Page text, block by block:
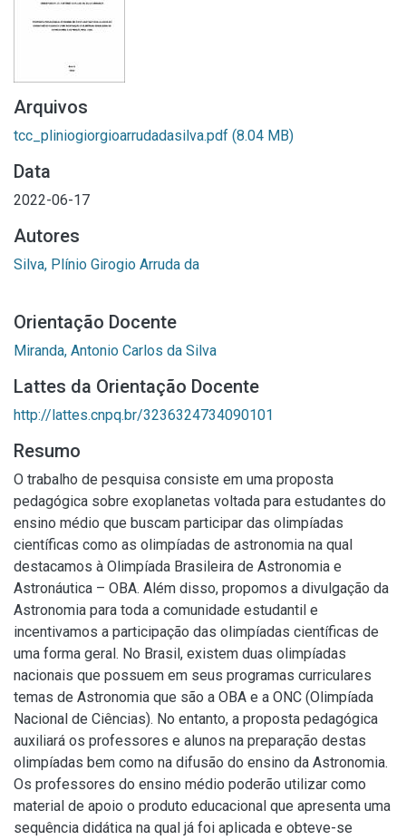
Arquivos
tcc_pliniogiorgioarrudadasilva.pdf (8.04 MB)
Data
2022-06-17
Autores
Silva, Plínio Girogio Arruda da
Orientação Docente
Miranda, Antonio Carlos da Silva
Lattes da Orientação Docente
http://lattes.cnpq.br/3236324734090101
Resumo
O trabalho de pesquisa consiste em uma proposta
pedagógica sobre exoplanetas voltada para estudantes do
ensino médio que buscam participar das olimpíadas
científicas como as olimpíadas de astronomia na qual
destacamos à Olimpíada Brasileira de Astronomia e
Astronáutica – OBA. Além disso, propomos a divulgação da
Astronomia para toda a comunidade estudantil e
incentivamos a participação das olimpíadas científicas de
uma forma geral. No Brasil, existem duas olimpíadas
nacionais que possuem em seus programas curriculares
temas de Astronomia que são a OBA e a ONC (Olimpíada
Nacional de Ciências). No entanto, a proposta pedagógica
auxiliará os professores e alunos na preparação destas
olimpíadas bem como na difusão do ensino da Astronomia.
Os professores do ensino médio poderão utilizar como
material de apoio o produto educacional que apresenta uma
sequência didática na qual já foi aplicada e obteve-se